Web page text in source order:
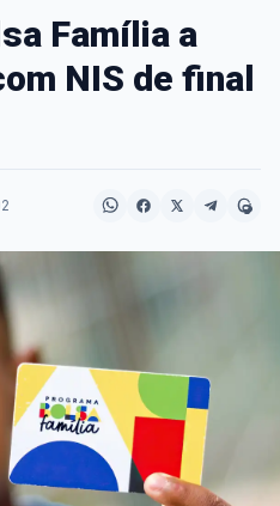
Família a
NIS de final